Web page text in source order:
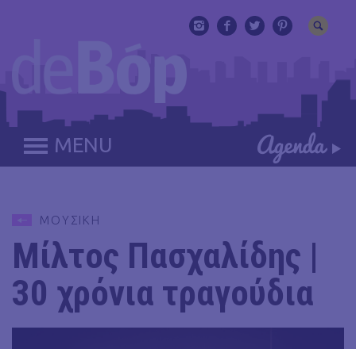
MENU
ΜΟΥΣΙΚΗ
Μίλτος Πασχαλίδης |
30 χρόνια τραγούδια